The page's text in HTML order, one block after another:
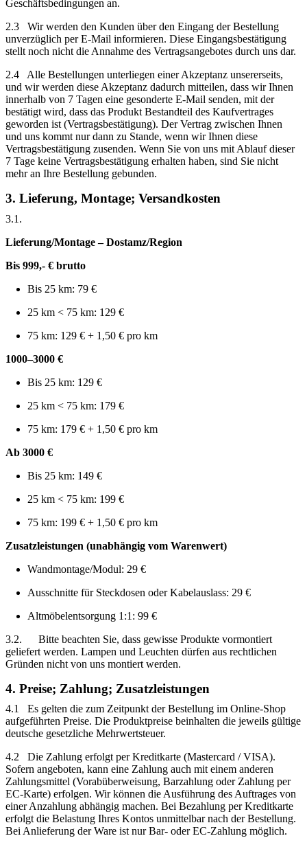
Geschäftsbedingungen an.
2.3 Wir werden den Kunden über den Eingang der Bestellung
unverzüglich per E-Mail informieren. Diese Eingangsbestätigung
stellt noch nicht die Annahme des Vertragsangebotes durch uns dar.
2.4 Alle Bestellungen unterliegen einer Akzeptanz unsererseits,
und wir werden diese Akzeptanz dadurch mitteilen, dass wir Ihnen
innerhalb von 7 Tagen eine gesonderte E-Mail senden, mit der
bestätigt wird, dass das Produkt Bestandteil des Kaufvertrages
geworden ist (Vertragsbestätigung). Der Vertrag zwischen Ihnen
und uns kommt nur dann zu Stande, wenn wir Ihnen diese
Vertragsbestätigung zusenden. Wenn Sie von uns mit Ablauf dieser
7 Tage keine Vertragsbestätigung erhalten haben, sind Sie nicht
mehr an Ihre Bestellung gebunden.
3. Lieferung, Montage; Versandkosten
3.1.
Lieferung/Montage – Dostamz/Region
Bis 999,- € brutto
Bis 25 km: 79 €
25 km < 75 km: 129 €
75 km: 129 € + 1,50 € pro km
1000–3000 €
Bis 25 km: 129 €
25 km < 75 km: 179 €
75 km: 179 € + 1,50 € pro km
Ab 3000 €
Bis 25 km: 149 €
25 km < 75 km: 199 €
75 km: 199 € + 1,50 € pro km
Zusatzleistungen (unabhängig vom Warenwert)
Wandmontage/Modul: 29 €
Ausschnitte für Steckdosen oder Kabelauslass: 29 €
Altmöbelentsorgung 1:1: 99 €
3.2. Bitte beachten Sie, dass gewisse Produkte vormontiert
geliefert werden. Lampen und Leuchten dürfen aus rechtlichen
Gründen nicht von uns montiert werden.
4. Preise; Zahlung; Zusatzleistungen
4.1 Es gelten die zum Zeitpunkt der Bestellung im Online-Shop
aufgeführten Preise. Die Produktpreise beinhalten die jeweils gültige
deutsche gesetzliche Mehrwertsteuer.
4.2 Die Zahlung erfolgt per Kreditkarte (Mastercard / VISA).
Sofern angeboten, kann eine Zahlung auch mit einem anderen
Zahlungsmittel (Vorabüberweisung, Barzahlung oder Zahlung per
EC-Karte) erfolgen. Wir können die Ausführung des Auftrages von
einer Anzahlung abhängig machen. Bei Bezahlung per Kreditkarte
erfolgt die Belastung Ihres Kontos unmittelbar nach der Bestellung.
Bei Anlieferung der Ware ist nur Bar- oder EC-Zahlung möglich.